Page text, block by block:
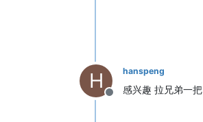
H
Offline
hanspeng
感兴趣 拉兄弟一把